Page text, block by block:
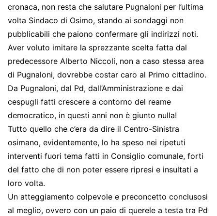
cronaca, non resta che salutare Pugnaloni per l’ultima
volta Sindaco di Osimo, stando ai sondaggi non
pubblicabili che paiono confermare gli indirizzi noti.
Aver voluto imitare la sprezzante scelta fatta dal
predecessore Alberto Niccoli, non a caso stessa area
di Pugnaloni, dovrebbe costar caro al Primo cittadino.
Da Pugnaloni, dal Pd, dall’Amministrazione e dai
cespugli fatti crescere a contorno del reame
democratico, in questi anni non è giunto nulla!
Tutto quello che c’era da dire il Centro-Sinistra
osimano, evidentemente, lo ha speso nei ripetuti
interventi fuori tema fatti in Consiglio comunale, forti
del fatto che di non poter essere ripresi e insultati a
loro volta.
Un atteggiamento colpevole e preconcetto conclusosi
al meglio, ovvero con un paio di querele a testa tra Pd